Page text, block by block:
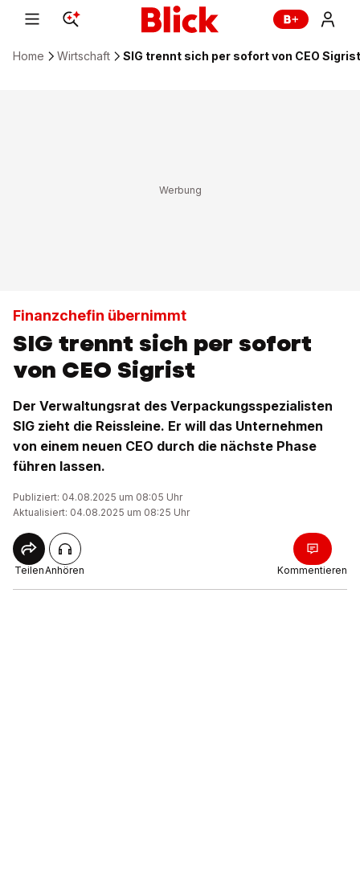
Home Wirtschaft SIG trennt sich per sofort von CEO Sigrist
Finanzchefin übernimmt
SIG trennt sich per sofort
von CEO Sigrist
Der Verwaltungsrat des Verpackungsspezialisten
SIG zieht die Reissleine. Er will das Unternehmen
von einem neuen CEO durch die nächste Phase
führen lassen.
Publiziert: 04.08.2025 um 08:05 Uhr
Aktualisiert: 04.08.2025 um 08:25 Uhr
TeilenAnhören Kommentieren